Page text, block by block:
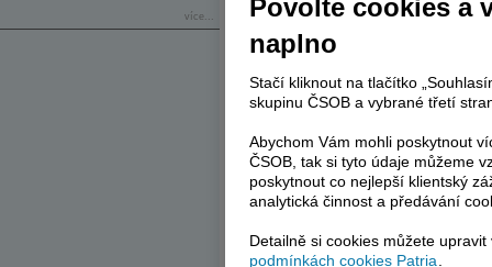
více...
America zveřejněného začátkem
nejpodhodnocenějších. A podle
letos jeden z nejlepších výkonů.
Významný impuls mu poskytly zpětné
roku to byly právě finanční firmy,
programů zpětného odkupu. To
výnosů pro akcionáře poté, co už loni
rámci indexu Stoxx 600.
Povolte cookies a
naplno
Stačí kliknout na tlačítko
skupinu ČSOB a vybrané třetí
Abychom Vám mohli poskytnout
ČSOB, tak si tyto údaje můžeme
poskytnout co nejlepší klientský
analytická činnost a předávání
Detailně si cookies můžete
podmínkách cookies Patria.